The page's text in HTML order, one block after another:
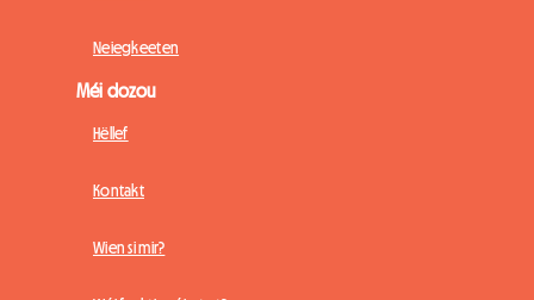
Neiegkeeten
Méi dozou
Hëllef
Kontakt
Wien si mir?